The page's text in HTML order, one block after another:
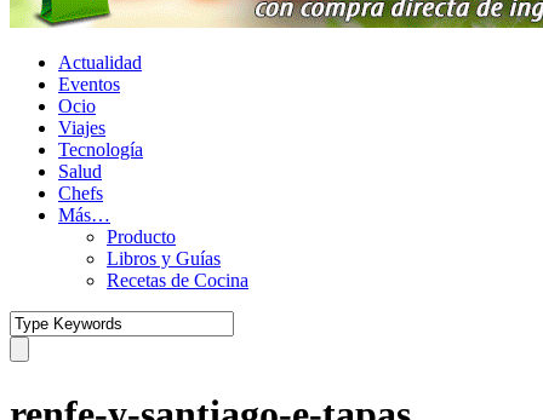
Actualidad
Eventos
Ocio
Viajes
Tecnología
Salud
Chefs
Más…
Producto
Libros y Guías
Recetas de Cocina